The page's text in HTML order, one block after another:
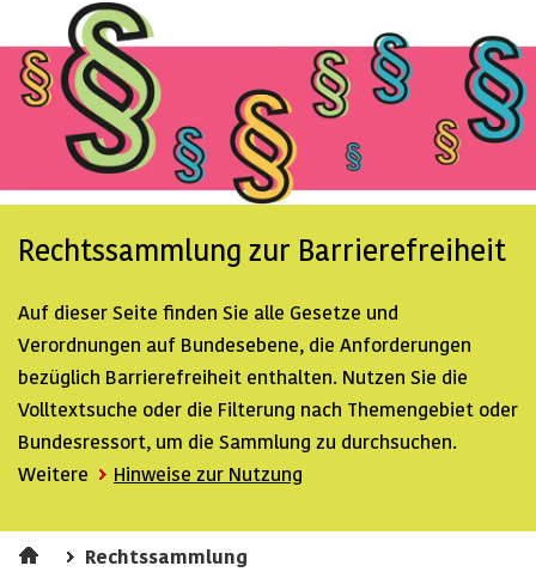
Rechtssammlung zur Barrierefreiheit
Auf dieser Seite finden Sie alle Gesetze und
Verordnungen auf Bundesebene, die Anforderungen
bezüglich Barrierefreiheit enthalten. Nutzen Sie die
Volltextsuche oder die Filterung nach Themengebiet oder
Bundesressort, um die Sammlung zu durchsuchen.
Weitere
Hinweise zur Nutzung
Rechtssammlung